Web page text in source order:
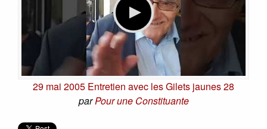
29 mai 2005 Entretien avec les Gilets jaunes 28
parPour une Constituante